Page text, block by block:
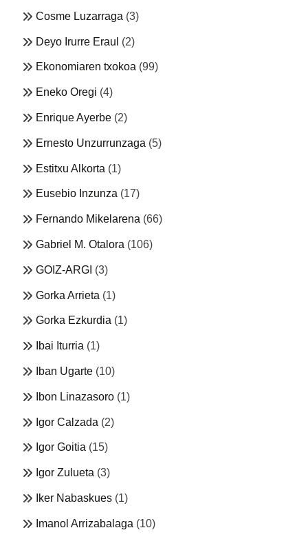
Cosme Luzarraga (3)
Deyo Irurre Eraul (2)
Ekonomiaren txokoa (99)
Eneko Oregi (4)
Enrique Ayerbe (2)
Ernesto Unzurrunzaga (5)
Estitxu Alkorta (1)
Eusebio Inzunza (17)
Fernando Mikelarena (66)
Gabriel M. Otalora (106)
GOIZ-ARGI (3)
Gorka Arrieta (1)
Gorka Ezkurdia (1)
Ibai Iturria (1)
Iban Ugarte (10)
Ibon Linazasoro (1)
Igor Calzada (2)
Igor Goitia (15)
Igor Zulueta (3)
Iker Nabaskues (1)
Imanol Arrizabalaga (10)